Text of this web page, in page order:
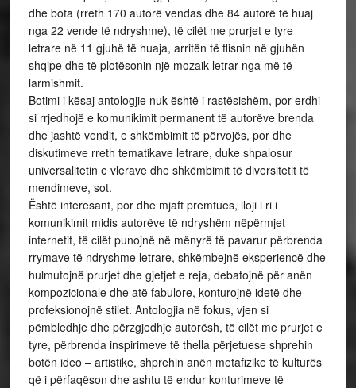
dhe bota (rreth 170 autorë vendas dhe 84 autorë të huaj
nga 22 vende të ndryshme), të cilët me prurjet e tyre
letrare në 11 gjuhë të huaja, arritën të flisnin në gjuhën
shqipe dhe të plotësonin një mozaik letrar nga më të
larmishmit.
Botimi i kësaj antologjie nuk është i rastësishëm, por erdhi
si rrjedhojë e komunikimit permanent të autorëve brenda
dhe jashtë vendit, e shkëmbimit të përvojës, por dhe
diskutimeve rreth tematikave letrare, duke shpalosur
universalitetin e vlerave dhe shkëmbimit të diversitetit të
mendimeve, sot.
Është interesant, por dhe mjaft premtues, lloji i ri i
komunikimit midis autorëve të ndryshëm nëpërmjet
internetit, të cilët punojnë në mënyrë të pavarur përbrenda
rrymave të ndryshme letrare, shkëmbejnë eksperiencë dhe
hulmutojnë prurjet dhe gjetjet e reja, debatojnë për anën
kompozicionale dhe atë fabulore, konturojnë idetë dhe
profeksionojnë stilet. Antologjia në fokus, vjen si
pëmbledhje dhe përzgjedhje autorësh, të cilët me prurjet e
tyre, përbrenda inspirimeve të thella përjetuese shprehin
botën ideo – artistike, shprehin anën metafizike të kulturës
që i përfaqëson dhe ashtu të endur konturimeve të